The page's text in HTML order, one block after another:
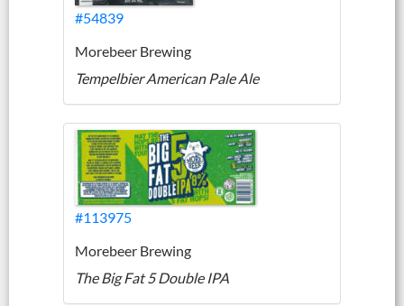
#54839
Morebeer Brewing
Tempelbier American Pale Ale
#113975
Morebeer Brewing
The Big Fat 5 Double IPA